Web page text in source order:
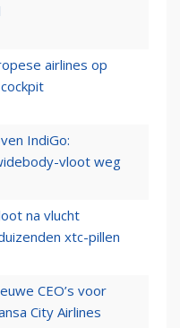
airlines op
IndiGo:
vloot weg
na vlucht
xtc-pillen
CEO’s voor
City Airlines